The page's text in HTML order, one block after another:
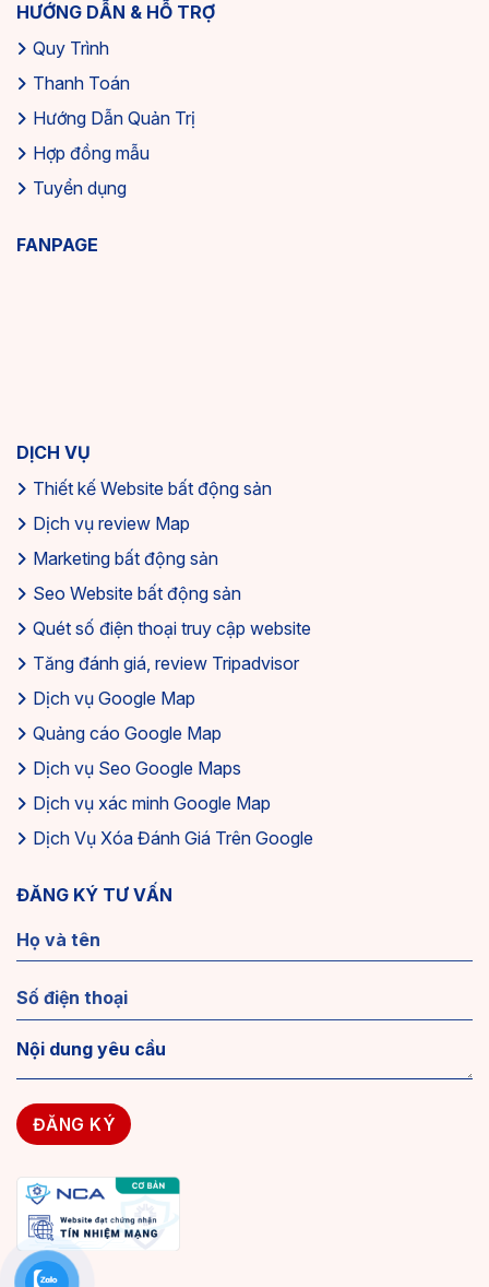
HƯỚNG DẪN & HỖ TRỢ
Quy Trình
Thanh Toán
Hướng Dẫn Quản Trị
Hợp đồng mẫu
Tuyển dụng
FANPAGE
DỊCH VỤ
Thiết kế Website bất động sản
Dịch vụ review Map
Marketing bất động sản
Seo Website bất động sản
Quét số điện thoại truy cập website
Tăng đánh giá, review Tripadvisor
Dịch vụ Google Map
Quảng cáo Google Map
Dịch vụ Seo Google Maps
Dịch vụ xác minh Google Map
Dịch Vụ Xóa Đánh Giá Trên Google
ĐĂNG KÝ TƯ VẤN